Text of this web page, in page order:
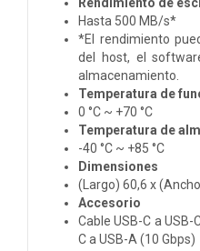
Hasta 500 MB/s*
*El rendimiento
del host, el
almacenamiento.
Temperatura de
0 °C ~ +70 °C
Temperatura de
-40 °C ~ +85 °C
Dimensiones
(Largo) 60,6 x
Accesorio
Cable USB-C a
C a USB-A (10 Gbps)